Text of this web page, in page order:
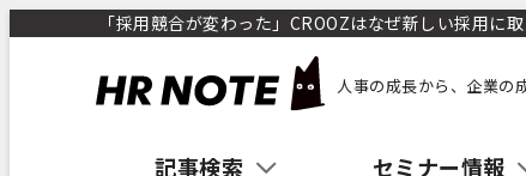
「採用競合が変わった」CROOZはなぜ新しい採用に
人事の成長から、企業の
記事検索 セミナー情報